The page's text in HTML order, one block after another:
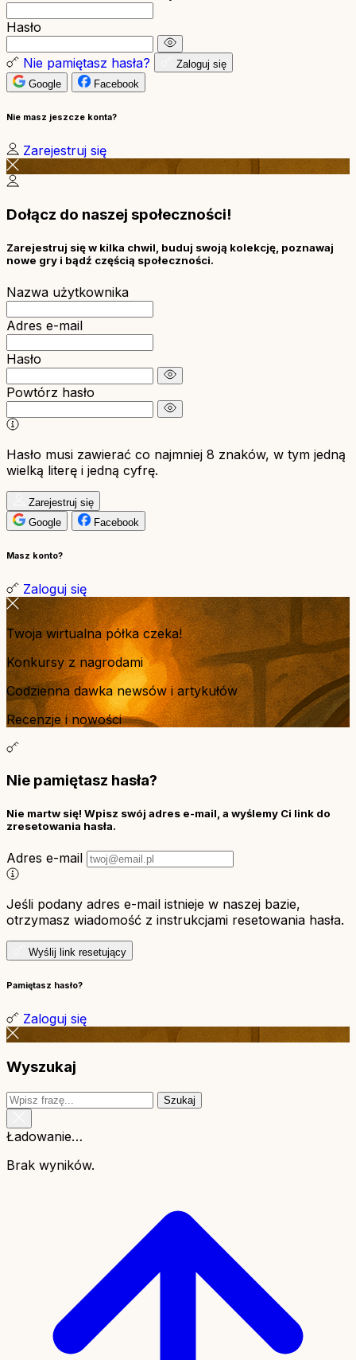
Hasło
Nie pamiętasz hasła?
Zaloguj się
Google
Facebook
Nie masz jeszcze konta?
Zarejestruj się
Dołącz do naszej społeczności!
Zarejestruj się w kilka chwil, buduj swoją kolekcję, poznawaj
nowe gry i bądź częścią społeczności.
Nazwa użytkownika
Adres e-mail
Hasło
Powtórz hasło
Hasło musi zawierać co najmniej 8 znaków, w tym jedną
wielką literę i jedną cyfrę.
Zarejestruj się
Google
Facebook
Masz konto?
Zaloguj się
Twoja wirtualna półka czeka!
Konkursy z nagrodami
Codzienna dawka newsów i artykułów
Recenzje i nowości
Nie pamiętasz hasła?
Nie martw się! Wpisz swój adres e-mail, a wyślemy Ci link do
zresetowania hasła.
Adres e-mail
Jeśli podany adres e-mail istnieje w naszej bazie,
otrzymasz wiadomość z instrukcjami resetowania hasła.
Wyślij link resetujący
Pamiętasz hasło?
Zaloguj się
Wyszukaj
Szukaj
Ładowanie…
Brak wyników.